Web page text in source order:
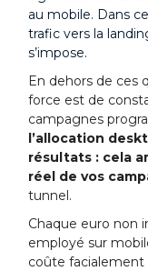
au mobile. Dans
trafic vers la
s’impose.
En dehors de ces
force est de
campagnes
l’allocation
résultats : cela
réel de vos
tunnel.
Chaque euro non
employé sur
coûte facialement